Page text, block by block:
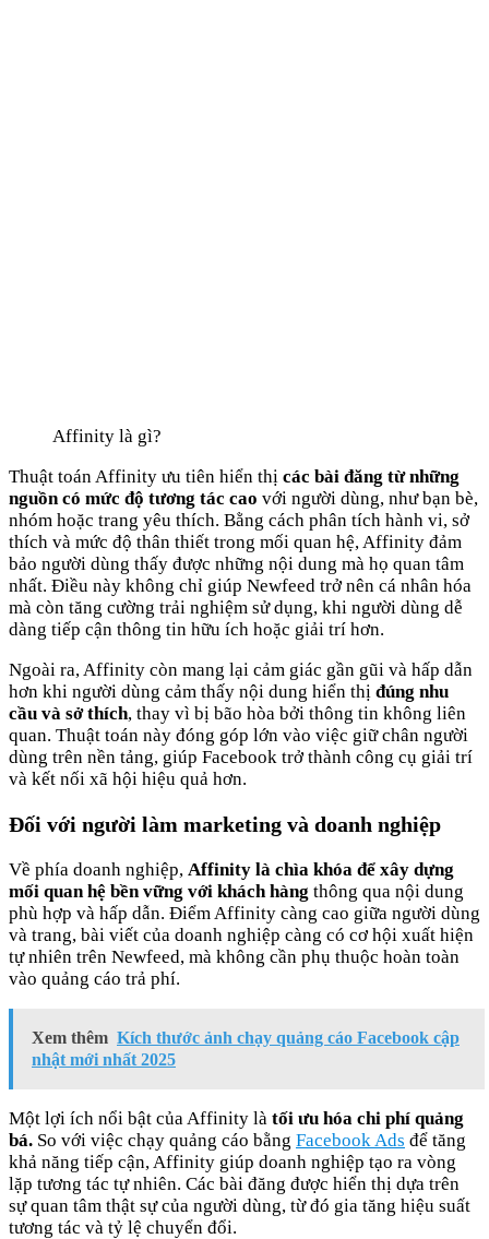
Affinity là gì?
Thuật toán Affinity ưu tiên hiển thị các bài đăng từ những
nguồn có mức độ tương tác cao với người dùng, như bạn bè,
nhóm hoặc trang yêu thích. Bằng cách phân tích hành vi, sở
thích và mức độ thân thiết trong mối quan hệ, Affinity đảm
bảo người dùng thấy được những nội dung mà họ quan tâm
nhất. Điều này không chỉ giúp Newfeed trở nên cá nhân hóa
mà còn tăng cường trải nghiệm sử dụng, khi người dùng dễ
dàng tiếp cận thông tin hữu ích hoặc giải trí hơn.
Ngoài ra, Affinity còn mang lại cảm giác gần gũi và hấp dẫn
hơn khi người dùng cảm thấy nội dung hiển thị đúng nhu
cầu và sở thích, thay vì bị bão hòa bởi thông tin không liên
quan. Thuật toán này đóng góp lớn vào việc giữ chân người
dùng trên nền tảng, giúp Facebook trở thành công cụ giải trí
và kết nối xã hội hiệu quả hơn.
Đối với người làm marketing và doanh nghiệp
Về phía doanh nghiệp, Affinity là chìa khóa để xây dựng
mối quan hệ bền vững với khách hàng thông qua nội dung
phù hợp và hấp dẫn. Điểm Affinity càng cao giữa người dùng
và trang, bài viết của doanh nghiệp càng có cơ hội xuất hiện
tự nhiên trên Newfeed, mà không cần phụ thuộc hoàn toàn
vào quảng cáo trả phí.
Xem thêm Kích thước ảnh chạy quảng cáo Facebook cập
nhật mới nhất 2025
Một lợi ích nổi bật của Affinity là tối ưu hóa chi phí quảng
bá. So với việc chạy quảng cáo bằng Facebook Ads để tăng
khả năng tiếp cận, Affinity giúp doanh nghiệp tạo ra vòng
lặp tương tác tự nhiên. Các bài đăng được hiển thị dựa trên
sự quan tâm thật sự của người dùng, từ đó gia tăng hiệu suất
tương tác và tỷ lệ chuyển đổi.